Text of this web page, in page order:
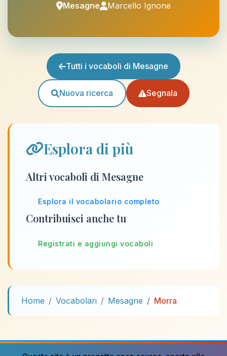
Mesagne Marcello Ignone
Tutti i vocaboli di Mesagne
Nuova ricerca Segnala
Esplora di più
Altri vocaboli di Mesagne
Esplora il vocabolario completo
Contribuisci anche tu
Registrati e aggiungi vocaboli
Home Vocabolari Mesagne Morra